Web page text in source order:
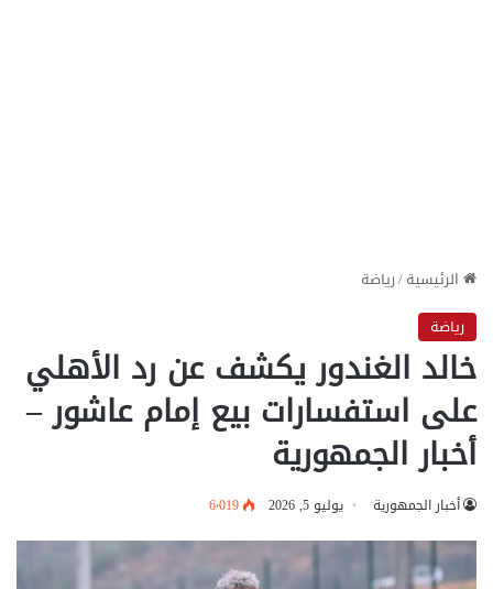
الرئيسية/رياضة
رياضة
خالد الغندور يكشف عن رد الأهلي
على استفسارات بيع إمام عاشور –
أخبار الجمهورية
أخبار الجمهورية يوليو 5, 2026 6٬019